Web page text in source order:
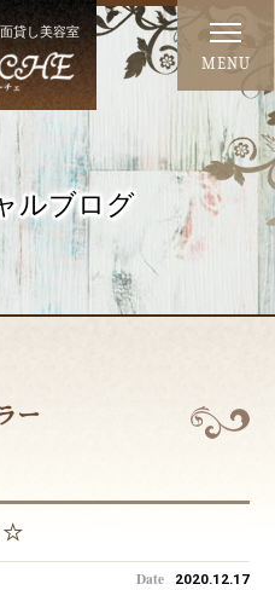
貸し美容室
ルブログ
MENU
ー
☆
2020.12.17